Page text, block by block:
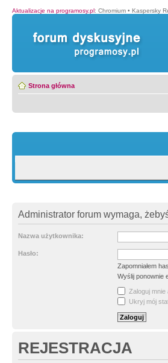
Aktualizacje na programosy.pl: Chromium • Kaspersky
Strona główna
Administrator forum wymaga,
Nazwa użytkownika:
Hasło:
Zapomniałem
Wyślij ponownie
Zaloguj
Ukryj mój
REJESTRACJA